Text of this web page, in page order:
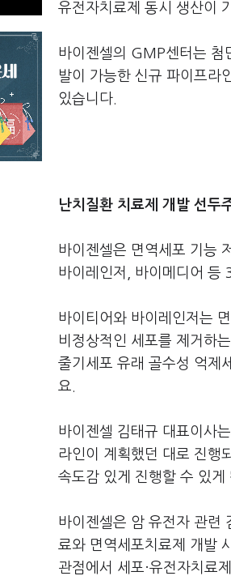
유전자치료제 동시 생산이
바이젠셀의 GMP센터는 첨
발이 가능한 신규 파이프라
있습니다.
난치질환 치료제 개발 선두
바이젠셀은 면역세포 기능
바이레인저, 바이메디어 등
바이티어와 바이레인저는
비정상적인 세포를 제거하
줄기세포 유래 골수성 억제
요.
바이젠셀 김태규 대표이사
라인이 계획했던 대로 진행
속도감 있게 진행할 수 있게
바이젠셀은 암 유전자 관련
료와 면역세포치료제 개발
관점에서 세포·유전자치료